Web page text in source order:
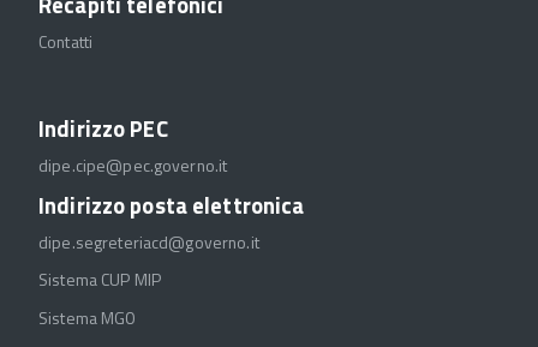
Contatti
Indirizzo PEC
dipe.cipe@pec.governo.it
Indirizzo posta elettronica
dipe.segreteriacd@governo.it
Sistema CUP MIP
Sistema MGO